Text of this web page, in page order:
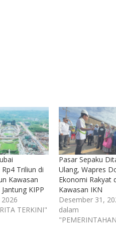
Triliun di
Kawasan
KIPP
2026
TERKINI"
Pasar Sepaku
Ulang, Wapres
Ekonomi Rakyat
Kawasan IKN
Desember 31,
dalam